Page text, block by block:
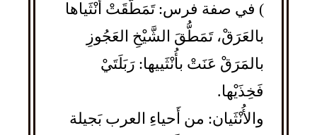
) في صفة فرس: تَمَطَّقَتْ أُنْثَياها
بالعَرَقْ، تَمَطُّقَ الشَّيْخِ العَجُوزِ
بالمَرَقْ عَنَتْ بأُنْثَييها: رَبَلَتَيْ
فَخِذَيْها.
والأُنْثَيان: من أَحياءِ العرب بَجيلة